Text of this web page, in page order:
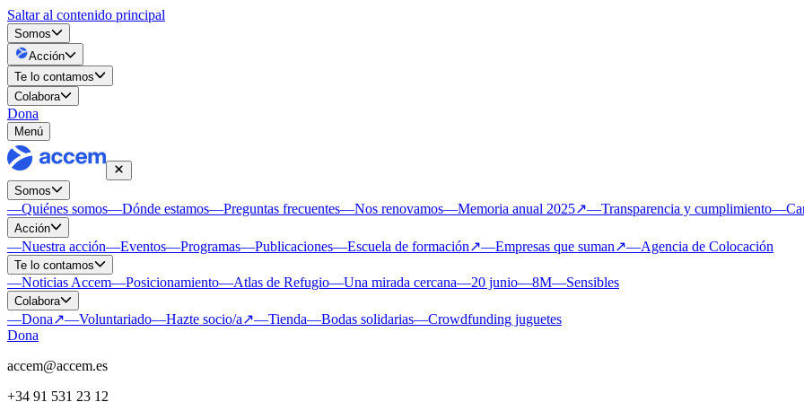
Saltar al contenido principal
Somos
Acción
Te lo contamos
Colabora
Dona
Menú
Somos
—Quiénes somos—Dónde estamos—Preguntas frecuentes—Nos renovamos—Memoria anual 2025↗—Transparencia y cumplimiento—
Acción
—Nuestra acción—Eventos—Programas—Publicaciones—Escuela de formación↗—Empresas que suman↗—Agencia de Colocación
Te lo contamos
—Noticias Accem—Posicionamiento—Atlas de Refugio—Una mirada cercana—20 junio—8M—Sensibles
Colabora
—Dona↗—Voluntariado—Hazte socio/a↗—Tienda—Bodas solidarias—Crowdfunding juguetes
Dona
accem@accem.es
+34 91 531 23 12